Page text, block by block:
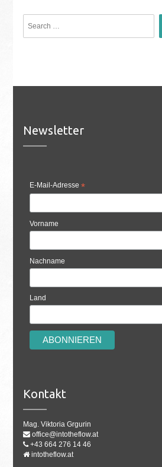
Newsletter
E-Mail-Adresse *
Vorname
Nachname
Land
Kontakt
Mag. Viktoria Grgurin
office@intotheflow.at
+43 664 276 14 46
intotheflow.at